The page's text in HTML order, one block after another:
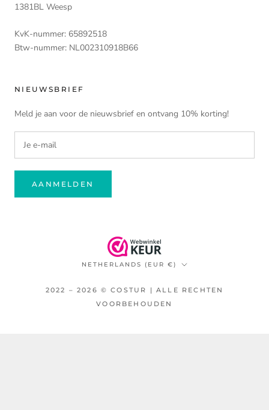
1381BL Weesp
KvK-nummer: 65892518
Btw-nummer: NL002310918B66
NIEUWSBRIEF
Meld je aan voor de nieuwsbrief en ontvang 10% korting!
AANMELDEN
Land/regio
NETHERLANDS (EUR €)
2022 – 2026 © COSTUR | ALLE RECHTEN
VOORBEHOUDEN